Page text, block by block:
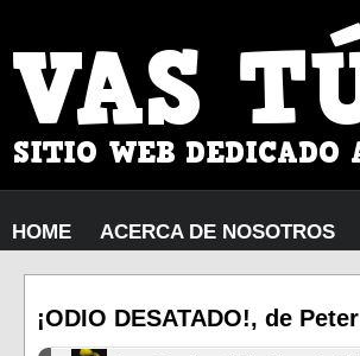
HOME ACERCA DE NOSOTROS
¡ODIO DESATADO!, de